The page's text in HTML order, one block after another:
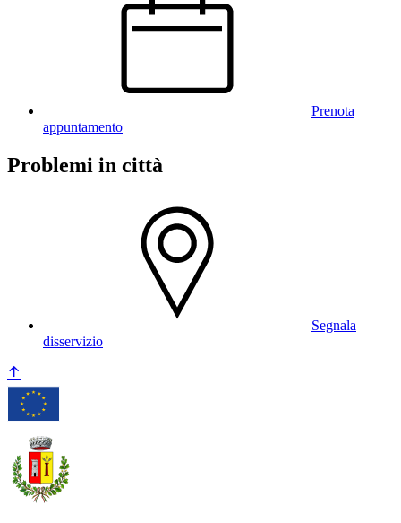
Prenota
appuntamento
Problemi in città
Segnala
disservizio